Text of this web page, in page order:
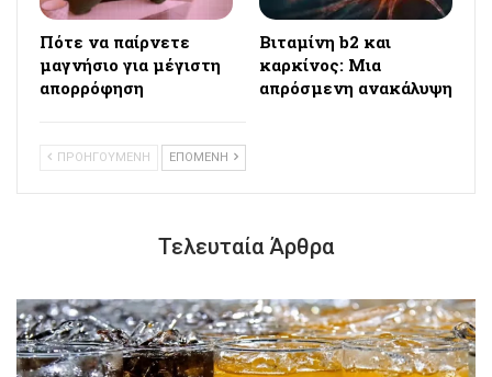
Πότε να παίρνετε
μαγνήσιο για μέγιστη
απορρόφηση
Βιταμίνη b2 και
καρκίνος: Μια
απρόσμενη ανακάλυψη
ΠΡΟΗΓΟΥΜΕΝΗ ΕΠΟΜΕΝΗ
Τελευταία Άρθρα